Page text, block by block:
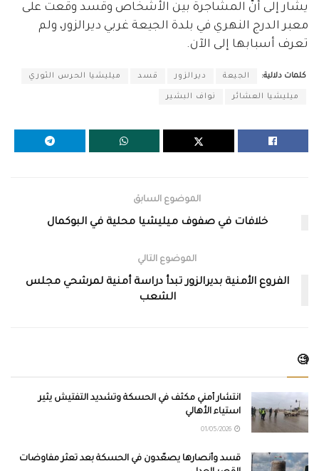
يشار إلى أنّ المشاجرة بين الأشخاص وقسد وقعت على
معبر الدرج النهري في بلدة الجيعة غربي ديرالزور، ولم
تعرف أسبابها إلى الآن.
كلمات دلالية: الجيعة ديرالزور قسد ميليشيا الحرس الثوري
ميليشيا العشائر نواف البشير
الموضوع السابق
خلافات في صفوف ميليشيا محلية في البوكمال
الموضوع التالي
الفروع الأمنية بديرالزور تبدأ دراسة أمنية لمرشحي مجلس
الشعب
🧐
انتشار أمني مكثف في الحسكة وتشديد التفتيش يثير
استياء الأهالي
قسد وأنصارها يصعّدون في الحسكة بعد تعثر مفاوضات